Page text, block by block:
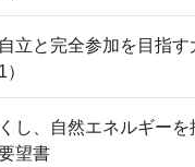
立と完全参加を目指す
し、自然エネルギーを
望書